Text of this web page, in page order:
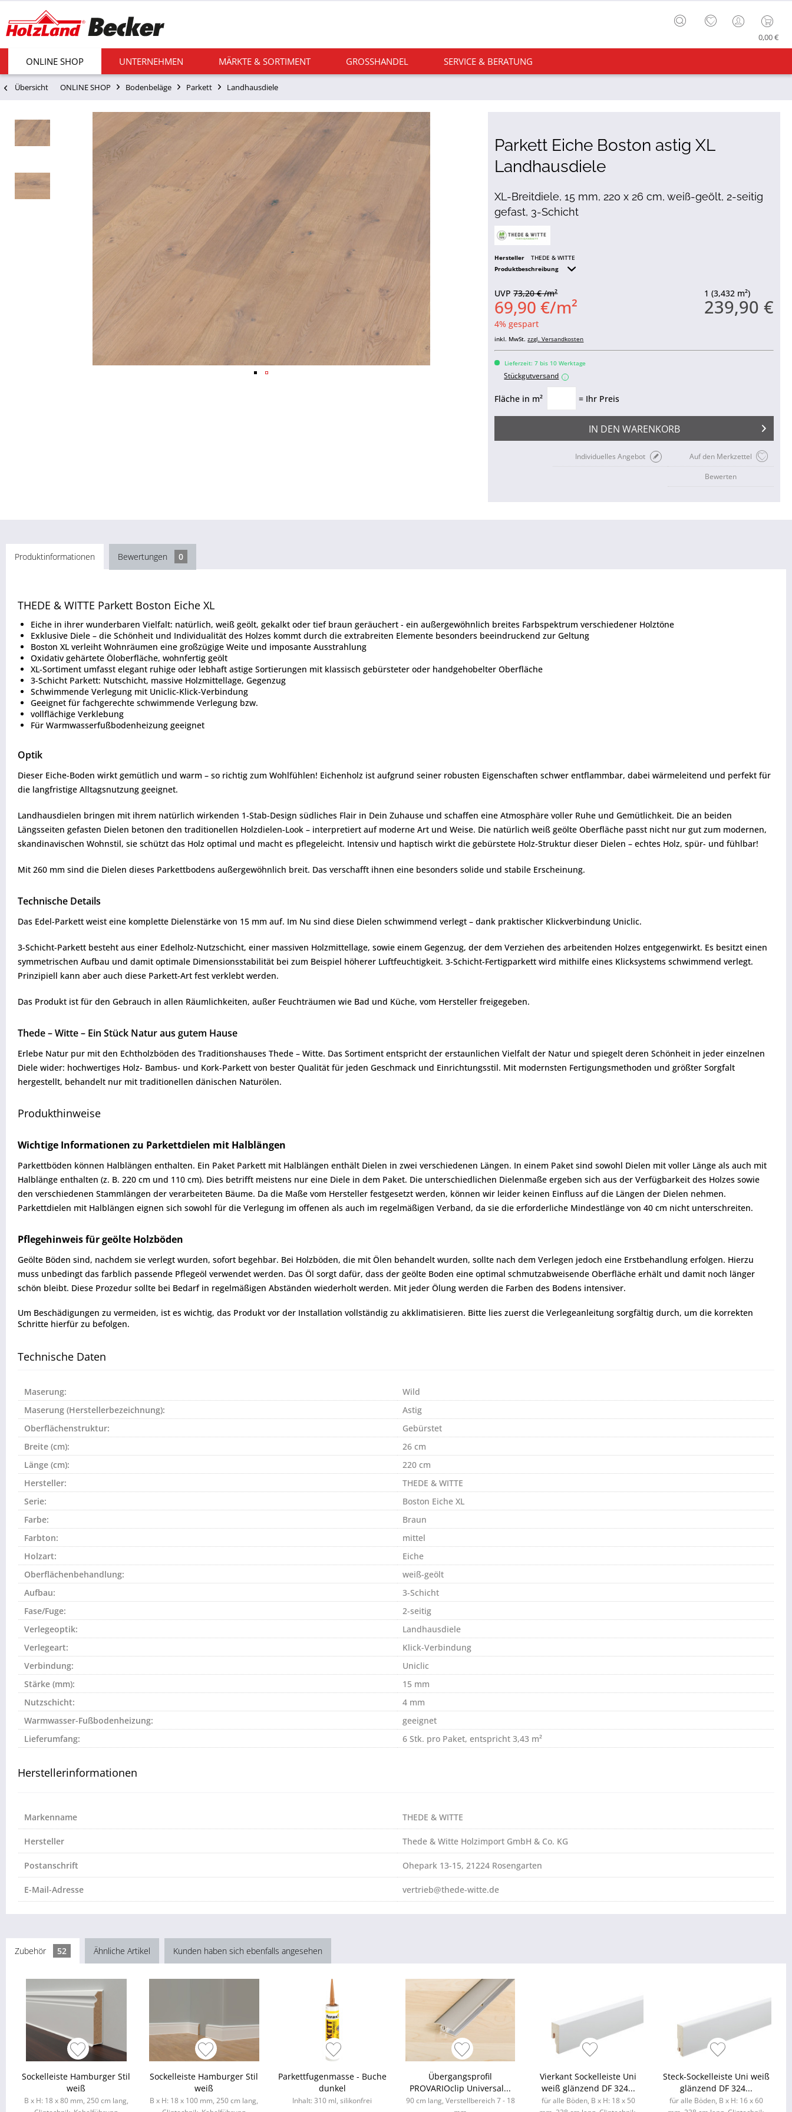
0,00 €
ONLINE SHOP UNTERNEHMEN MÄRKTE & SORTIMENT GROSSHANDEL SERVICE & BERATUNG
Übersicht ONLINE SHOP Bodenbeläge Parkett Landhausdiele
Parkett Eiche Boston astig XL
Landhausdiele
XL-Breitdiele, 15 mm, 220 x 26 cm, weiß-geölt, 2-seitig
gefast, 3-Schicht
Hersteller
THEDE & WITTE
Produktbeschreibung
1 (3,432 m²)
239,90 €
UVP73,20 € /m²
69,90 €/m²
4% gespart
inkl. MwSt.zzgl. Versandkosten
Lieferzeit: 7 bis 10 Werktage
Stückgutversand i
Fläche in m² = Ihr Preis
IN DEN WARENKORB
Auf den Merkzettel
Individuelles Angebot
Bewerten
Produktinformationen Bewertungen 0
THEDE & WITTE Parkett Boston Eiche XL
Eiche in ihrer wunderbaren Vielfalt: natürlich, weiß geölt, gekalkt oder tief braun geräuchert - ein außergewöhnlich breites Farbspektrum verschiedener Holztöne
Exklusive Diele – die Schönheit und Individualität des Holzes kommt durch die extrabreiten Elemente besonders beeindruckend zur Geltung
Boston XL verleiht Wohnräumen eine großzügige Weite und imposante Ausstrahlung
Oxidativ gehärtete Öloberfläche, wohnfertig geölt
XL-Sortiment umfasst elegant ruhige oder lebhaft astige Sortierungen mit klassisch gebürsteter oder handgehobelter Oberfläche
3-Schicht Parkett: Nutschicht, massive Holzmittellage, Gegenzug
Schwimmende Verlegung mit Uniclic-Klick-Verbindung
Geeignet für fachgerechte schwimmende Verlegung bzw.
vollflächige Verklebung
Für Warmwasserfußbodenheizung geeignet
Optik
Dieser Eiche-Boden wirkt gemütlich und warm – so richtig zum Wohlfühlen! Eichenholz ist aufgrund seiner robusten Eigenschaften schwer entflammbar, dabei wärmeleitend und perfekt für
die langfristige Alltagsnutzung geeignet.
Landhausdielen bringen mit ihrem natürlich wirkenden 1-Stab-Design südliches Flair in Dein Zuhause und schaffen eine Atmosphäre voller Ruhe und Gemütlichkeit. Die an beiden
Längsseiten gefasten Dielen betonen den traditionellen Holzdielen-Look – interpretiert auf moderne Art und Weise. Die natürlich weiß geölte Oberfläche passt nicht nur gut zum modernen,
skandinavischen Wohnstil, sie schützt das Holz optimal und macht es pflegeleicht. Intensiv und haptisch wirkt die gebürstete Holz-Struktur dieser Dielen – echtes Holz, spür- und fühlbar!
Mit 260 mm sind die Dielen dieses Parkettbodens außergewöhnlich breit. Das verschafft ihnen eine besonders solide und stabile Erscheinung.
Technische Details
Das Edel-Parkett weist eine komplette Dielenstärke von 15 mm auf. Im Nu sind diese Dielen schwimmend verlegt – dank praktischer Klickverbindung Uniclic.
3-Schicht-Parkett besteht aus einer Edelholz-Nutzschicht, einer massiven Holzmittellage, sowie einem Gegenzug, der dem Verziehen des arbeitenden Holzes entgegenwirkt. Es besitzt einen
symmetrischen Aufbau und damit optimale Dimensionsstabilität bei zum Beispiel höherer Luftfeuchtigkeit. 3-Schicht-Fertigparkett wird mithilfe eines Klicksystems schwimmend verlegt.
Prinzipiell kann aber auch diese Parkett-Art fest verklebt werden.
Das Produkt ist für den Gebrauch in allen Räumlichkeiten, außer Feuchträumen wie Bad und Küche, vom Hersteller freigegeben.
Thede – Witte – Ein Stück Natur aus gutem Hause
Erlebe Natur pur mit den Echtholzböden des Traditionshauses Thede – Witte. Das Sortiment entspricht der erstaunlichen Vielfalt der Natur und spiegelt deren Schönheit in jeder einzelnen
Diele wider: hochwertiges Holz- Bambus- und Kork-Parkett von bester Qualität für jeden Geschmack und Einrichtungsstil. Mit modernsten Fertigungsmethoden und größter Sorgfalt
hergestellt, behandelt nur mit traditionellen dänischen Naturölen.
Produkthinweise
Wichtige Informationen zu Parkettdielen mit Halblängen
Parkettböden können Halblängen enthalten. Ein Paket Parkett mit Halblängen enthält Dielen in zwei verschiedenen Längen. In einem Paket sind sowohl Dielen mit voller Länge als auch mit
Halblänge enthalten (z. B. 220 cm und 110 cm). Dies betrifft meistens nur eine Diele in dem Paket. Die unterschiedlichen Dielenmaße ergeben sich aus der Verfügbarkeit des Holzes sowie
den verschiedenen Stammlängen der verarbeiteten Bäume. Da die Maße vom Hersteller festgesetzt werden, können wir leider keinen Einfluss auf die Längen der Dielen nehmen.
Parkettdielen mit Halblängen eignen sich sowohl für die Verlegung im offenen als auch im regelmäßigen Verband, da sie die erforderliche Mindestlänge von 40 cm nicht unterschreiten.
Pflegehinweis für geölte Holzböden
Geölte Böden sind, nachdem sie verlegt wurden, sofort begehbar. Bei Holzböden, die mit Ölen behandelt wurden, sollte nach dem Verlegen jedoch eine Erstbehandlung erfolgen. Hierzu
muss unbedingt das farblich passende Pflegeöl verwendet werden. Das Öl sorgt dafür, dass der geölte Boden eine optimal schmutzabweisende Oberfläche erhält und damit noch länger
schön bleibt. Diese Prozedur sollte bei Bedarf in regelmäßigen Abständen wiederholt werden. Mit jeder Ölung werden die Farben des Bodens intensiver.
Um Beschädigungen zu vermeiden, ist es wichtig, das Produkt vor der Installation vollständig zu akklimatisieren. Bitte lies zuerst die Verlegeanleitung sorgfältig durch, um die korrekten
Schritte hierfür zu befolgen.
Technische Daten
Maserung:
Wild
Maserung (Herstellerbezeichnung):
Astig
Oberflächenstruktur:
Gebürstet
Breite (cm):
26 cm
Länge (cm):
220 cm
Hersteller:
THEDE & WITTE
Serie:
Boston Eiche XL
Farbe:
Braun
Farbton:
mittel
Holzart:
Eiche
Oberflächenbehandlung:
weiß-geölt
Aufbau:
3-Schicht
Fase/Fuge:
2-seitig
Verlegeoptik:
Landhausdiele
Verlegeart:
Klick-Verbindung
Verbindung:
Uniclic
Stärke (mm):
15 mm
Nutzschicht:
4 mm
Warmwasser-Fußbodenheizung:
geeignet
Lieferumfang:
6 Stk. pro Paket, entspricht 3,43 m²
Herstellerinformationen
Markenname THEDE & WITTE
Hersteller Thede & Witte Holzimport GmbH & Co. KG
Postanschrift Ohepark 13-15, 21224 Rosengarten
E-Mail-Adresse vertrieb@thede-witte.de
Zubehör 52 Ähnliche Artikel Kunden haben sich ebenfalls angesehen
Sockelleiste Hamburger Stil
weiß
B x H: 18 x 80 mm, 250 cm lang,
Sockelleiste Hamburger Stil
weiß
B x H: 18 x 100 mm, 250 cm lang,
Parkettfugenmasse - Buche
dunkel
Inhalt: 310 ml, silikonfrei
Übergangsprofil
PROVARIOclip Universal...
90 cm lang, Verstellbereich 7 - 18
Vierkant Sockelleiste Uni
weiß glänzend DF 324...
für alle Böden, B x H: 18 x 50
Steck-Sockelleiste Uni weiß
glänzend DF 324...
für alle Böden, B x H: 16 x 60